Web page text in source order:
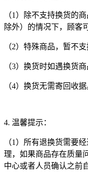
（1）除不支持换货的
除外）的情况下，顾客
（2）特殊商品，暂不支
（3）换货时如遇换货
（4）换货无需寄回收据
4. 温馨提示：
（1）所有退换货需要
理，如果商品存在质量
中心或者人员确认之前